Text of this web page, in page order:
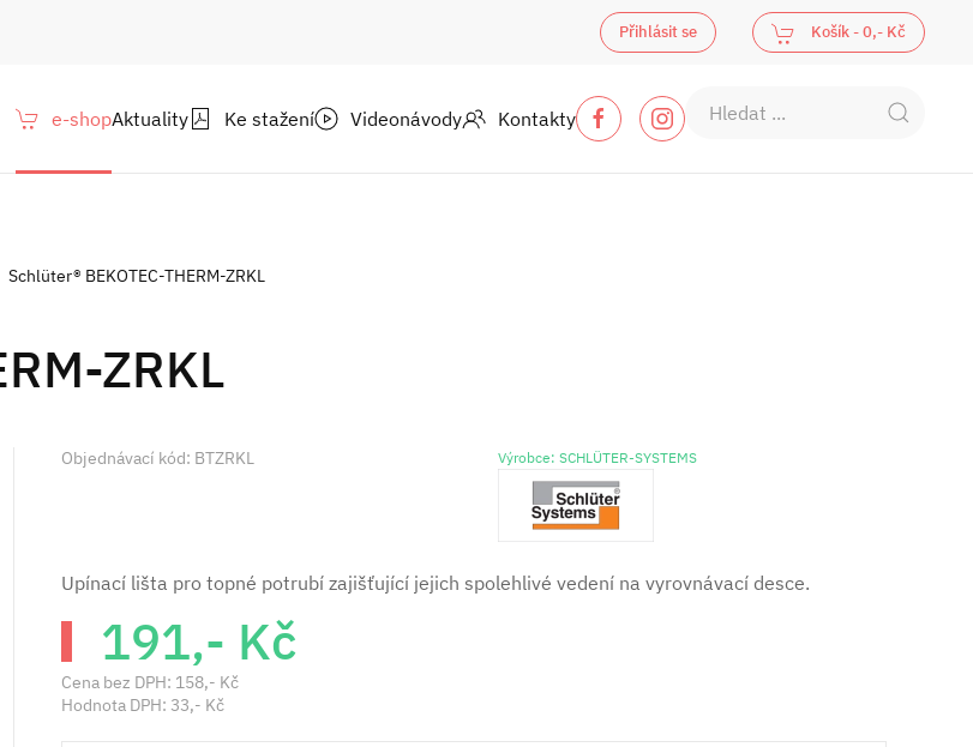
Přihlásit se Košík -0,- Kč
e-shopAktuality Ke stažení Videonávody Kontakty
Schlüter® BEKOTEC-THERM-ZRKL
ZRKL
Objednávací kód: BTZRKL Výrobce: SCHLÜTER-SYSTEMS
Upínací lišta pro topné potrubí zajišťující jejich spolehlivé vedení na vyrovnávací desce.
191,- Kč
Cena bez DPH: 158,- Kč
Hodnota DPH: 33,- Kč